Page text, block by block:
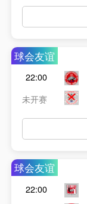
球会友谊
22:00
未开赛
球会友谊
22:00